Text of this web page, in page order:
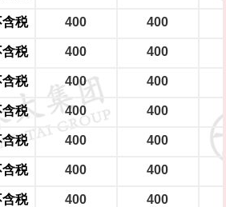
含税 400 400
含税 400 400
含税 400 400
税 400 400
税 400 400
含税 400 400
含税 400 400